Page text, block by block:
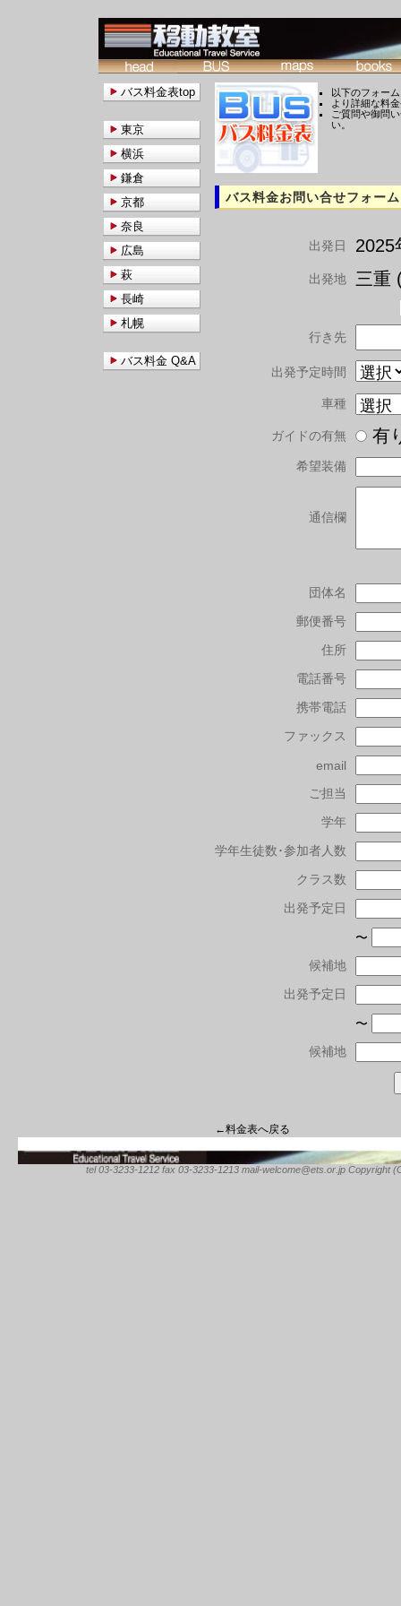
以下のフォー
より詳細な料
ご質問や御問
い。
バス料金お問い合せフォーム
出発日 2025
出発地 三重
行き先
出発予定時間
車種
ガイドの有無
希望装備
通信欄
団体名
郵便番号
住所
電話番号
携帯電話
ファックス
email
ご担当
学年
学年生徒数･参加者人数
クラス数
出発予定日
〜
候補地
出発予定日
〜
候補地
←料金表へ戻る
バス料金表top
東京
横浜
鎌倉
京都
奈良
広島
萩
長崎
札幌
バス料金 Q&A
tel 03-3233-1212 fax 03-3233-1213 mail-welcome@ets.or.jp Copyright